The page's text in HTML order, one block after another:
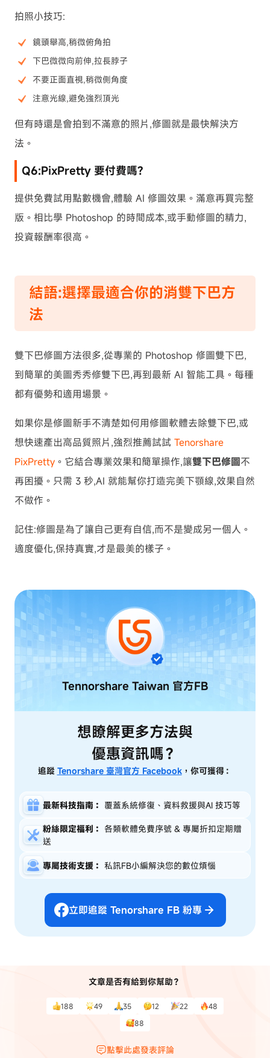
拍照小技巧:
鏡頭舉高,稍微俯角拍
下巴微微向前伸,拉長脖子
不要正面直視,稍微側角度
注意光線,避免強烈頂光
但有時還是會拍到不滿意的照片,修圖就是最快解決方
法。
Q6:PixPretty 要付費嗎?
提供免費試用點數機會,體驗 AI 修圖效果。滿意再買完整
版。相比學 Photoshop 的時間成本,或手動修圖的精力,
投資報酬率很高。
結語:選擇最適合你的消雙下巴方
法
雙下巴修圖方法很多,從專業的 Photoshop 修圖雙下巴,
到簡單的美圖秀秀修雙下巴,再到最新 AI 智能工具。每種
都有優勢和適用場景。
如果你是修圖新手不清楚如何用修圖軟體去除雙下巴,或
想快速產出高品質照片,強烈推薦試試 Tenorshare
PixPretty 。它結合專業效果和簡單操作,讓雙下巴修圖不
再困擾。只需 3 秒,AI 就能幫你打造完美下顎線,效果自然
不做作。
記住:修圖是為了讓自己更有自信,而不是變成另一個人。
適度優化,保持真實,才是最美的樣子。
Tennorshare Taiwan 官方FB
想瞭解更多方法與
優惠資訊嗎？
追蹤 Tenorshare 臺灣官方 Facebook，你可獲得：
最新科技指南： 覆蓋系統修復、資料救援與AI 技巧等
粉絲限定福利： 各類軟體免費序號 & 專屬折扣定期贈
送
專屬技術支援： 私訊FB小編解決您的數位煩惱
立即追蹤 Tenorshare FB 粉專
文章是否有給到你幫助？
188 49 35 12 22
48
88
點擊此處發表評論